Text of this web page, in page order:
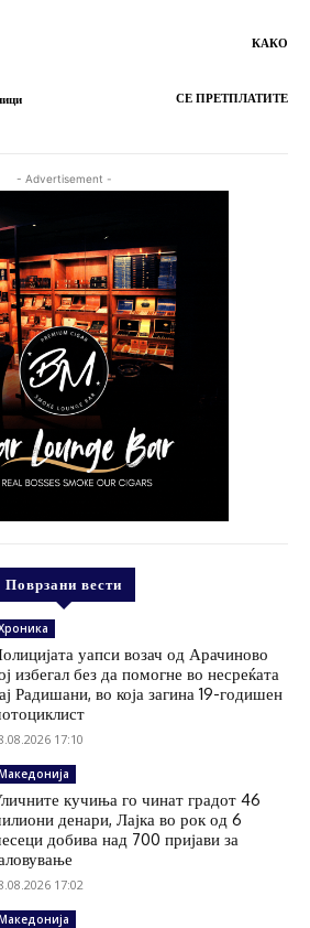
КАКО
СЕ ПРЕТПЛАТИТЕ
- Advertisement -
Поврзани вести
уапси возач од Арачиново
избегал без да помогне во несреќата
Радишани, во која загина 19-годишен
17:10
кучиња го чинат градот 46
денари, Лајка во рок од 6
добива над 700 пријави за
17:02